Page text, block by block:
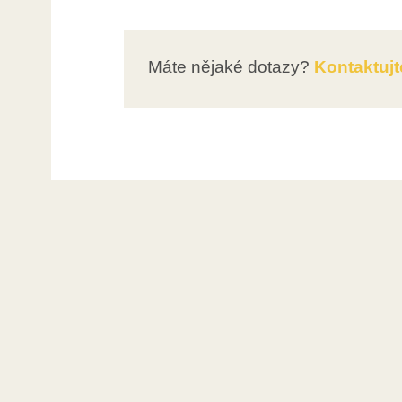
Máte nějaké dotazy?